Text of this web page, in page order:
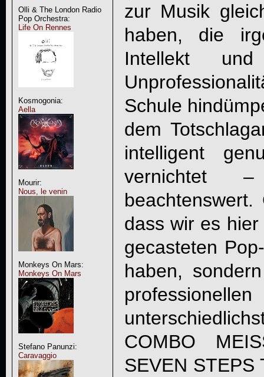
Olli & The London Radio
Pop Orchestra:
Life On Rennes
Kosmogonia:
Aella
Mourir:
Nous, le venin
Monkeys On Mars:
Monkeys On Mars
Stefano Panunzi:
Caravaggio
zur Musik
haben, die
Intellekt
Schule
dem
intelligent
vernichtet
dass wir es
gecasteten
haben,
COMBO
SEVEN STEPS